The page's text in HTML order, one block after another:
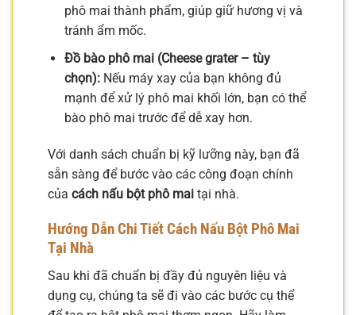
phô mai thành phẩm, giúp giữ hương vị và
tránh ẩm mốc.
Đồ bào phô mai (Cheese grater – tùy
chọn):Nếu máy xay của bạn không đủ
mạnh để xử lý phô mai khối lớn, bạn có thể
bào phô mai trước để dễ xay hơn.
Với danh sách chuẩn bị kỹ lưỡng này, bạn đã
sẵn sàng để bước vào các công đoạn chính
của cách nấu bột phô mai tại nhà.
Hướng Dẫn Chi Tiết Cách Nấu Bột Phô Mai
Tại Nhà
Sau khi đã chuẩn bị đầy đủ nguyên liệu và
dụng cụ, chúng ta sẽ đi vào các bước cụ thể